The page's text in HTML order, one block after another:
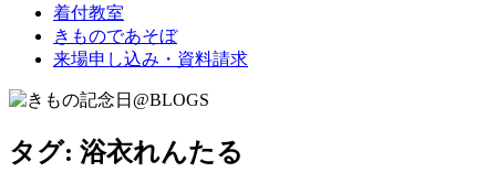
す。
着付教室
きものであそぼ
来場申し込み・資料請求
タグ: 浴衣れんたる